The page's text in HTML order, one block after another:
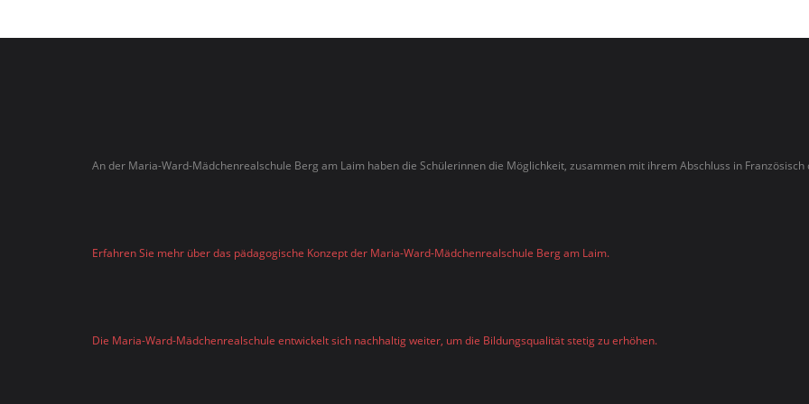
An der Maria-Ward-Mädchenrealschule Berg am Laim haben die Schülerinnen die Möglichkeit, zusammen mit ihrem Abschluss in Französisch
Erfahren Sie mehr über das pädagogische Konzept der Maria-Ward-Mädchenrealschule Berg am Laim.
Die Maria-Ward-Mädchenrealschule entwickelt sich nachhaltig weiter, um die Bildungsqualität stetig zu erhöhen.